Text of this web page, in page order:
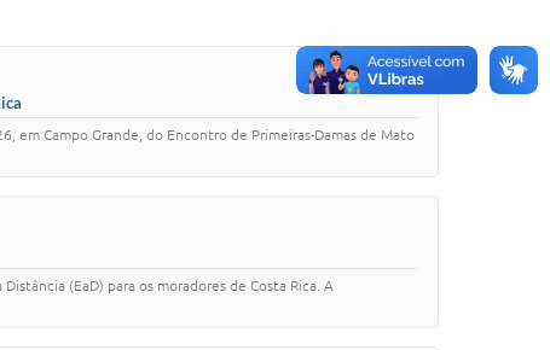
em Campo Grande, do Encontro de Primeiras-Damas de Mato
(EaD) para os moradores de Costa Rica. A